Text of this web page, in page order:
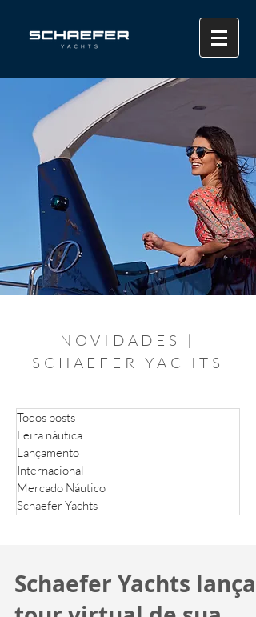
NOVIDADES |
SCHAEFER YACHTS
Todos posts
Feira náutica
Lançamento
Internacional
Mercado Náutico
Schaefer Yachts
Schaefer Yachts lança